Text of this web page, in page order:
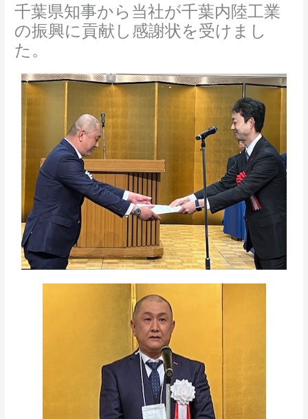
千葉県知事から当社が千葉内陸工業
の振興に貢献し感謝状を受けまし
た。